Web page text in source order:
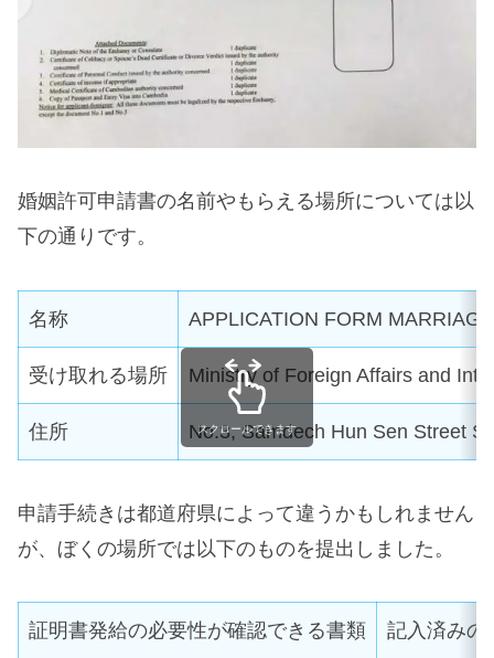
婚姻許可申請書の名前やもらえる場所については以
下の通りです。
名称 APPLICATION FORM
受け取れる場所 Ministry of Foreign Affairs and
住所 No.3, Samdech Hun Sen Street
スクロールできます
申請手続きは都道府県によって違うかもしれません
が、ぼくの場所では以下のものを提出しました。
証明書発給の必要性が確認できる書類 記入済みの